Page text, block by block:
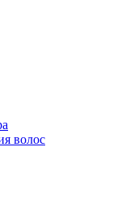
волос